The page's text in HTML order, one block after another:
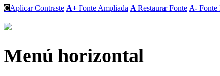
CAplicar Contraste A+ Fonte Ampliada A Restaurar Fonte A- Fonte
Menú horizontal